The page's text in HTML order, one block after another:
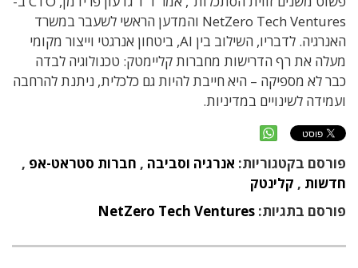
NetZero Tech Ventures והמדען הראשי לשעבר במשרד
האנרגיה. לדבריו, השילוב בין AI, ביטחון אנרגטי וייצור מקומי
מעלה את רף הדרישות מחברות קליימטק: טכנולוגיה לבדה
כבר לא מספיקה – היא חייבת להיות גם כלכלית, ניתנת להרחבה
ועמידה לשינויים במדיניות.
פורסם בקטגוריות: אנרגיה וסביבה , חברות סטראט-אפ ,
חדשות , קלינטק
פורסם בתגיות: NetZero Tech Ventures